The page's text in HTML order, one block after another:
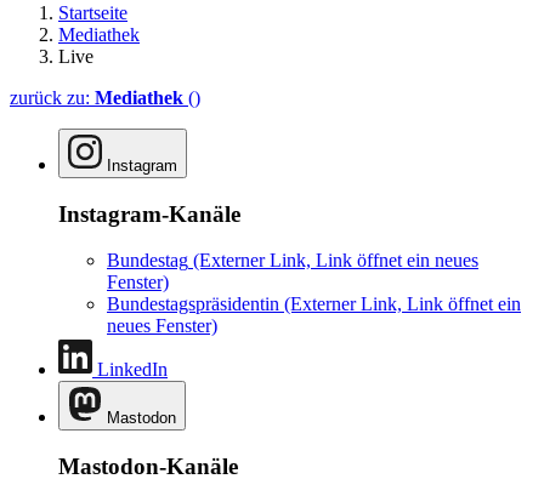
Startseite
Mediathek
Live
zurück zu: Mediathek ()
Instagram
Instagram-Kanäle
Bundestag (Externer Link, Link öffnet ein neues
Fenster)
Bundestagspräsidentin (Externer Link, Link öffnet ein
neues Fenster)
LinkedIn
Mastodon
Mastodon-Kanäle